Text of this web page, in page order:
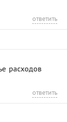
ответить
расходов
ответить